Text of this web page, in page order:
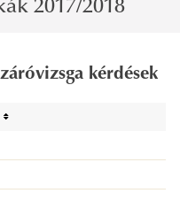
2017/2018
kérdések